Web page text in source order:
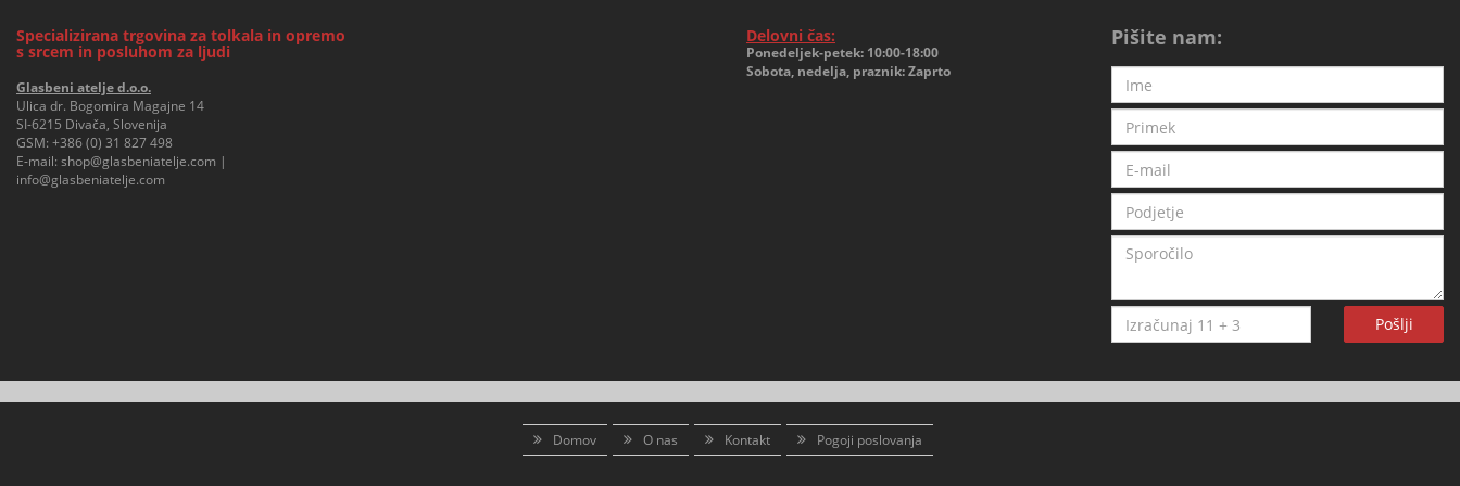
Specializirana trgovina za tolkala in opremo
s srcem in posluhom za ljudi
Glasbeni atelje d.o.o.
Ulica dr. Bogomira Magajne 14
SI-6215 Divača, Slovenija
GSM: +386 (0) 31 827 498
E-mail: shop@glasbeniatelje.com |
info@glasbeniatelje.com
Delovni čas:
Ponedeljek-petek: 10:00-18:00
Sobota, nedelja, praznik: Zaprto
Pišite nam:
Pošlji
Domov O nas Kontakt Pogoji poslovanja